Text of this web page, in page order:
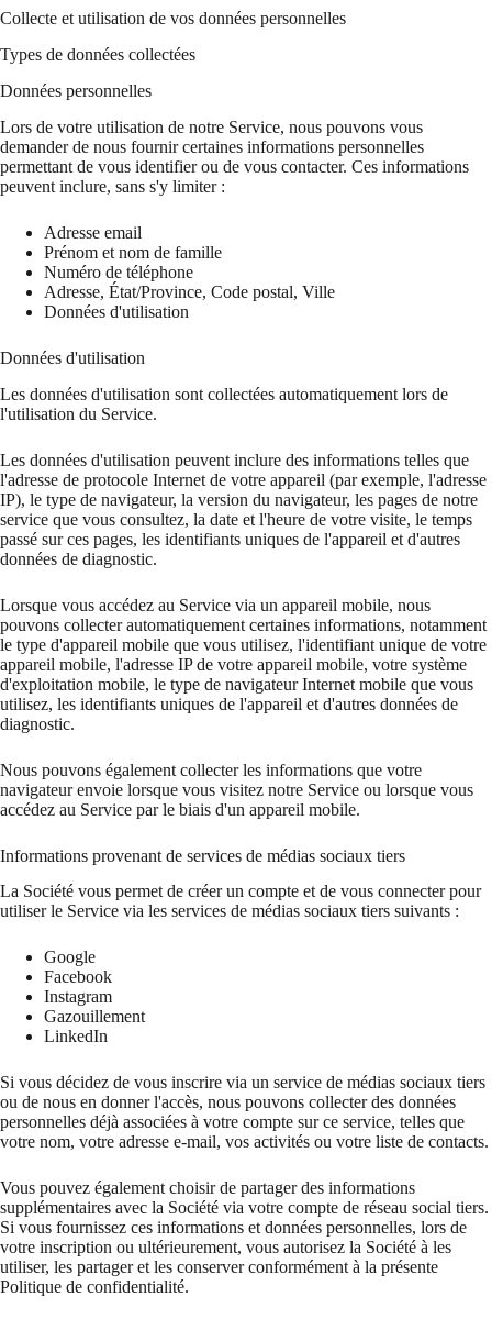
Collecte et utilisation de vos données personnelles
Types de données collectées
Données personnelles
Lors de votre utilisation de notre Service, nous pouvons vous
demander de nous fournir certaines informations personnelles
permettant de vous identifier ou de vous contacter. Ces informations
peuvent inclure, sans s'y limiter :
Adresse email
Prénom et nom de famille
Numéro de téléphone
Adresse, État/Province, Code postal, Ville
Données d'utilisation
Données d'utilisation
Les données d'utilisation sont collectées automatiquement lors de
l'utilisation du Service.
Les données d'utilisation peuvent inclure des informations telles que
l'adresse de protocole Internet de votre appareil (par exemple, l'adresse
IP), le type de navigateur, la version du navigateur, les pages de notre
service que vous consultez, la date et l'heure de votre visite, le temps
passé sur ces pages, les identifiants uniques de l'appareil et d'autres
données de diagnostic.
Lorsque vous accédez au Service via un appareil mobile, nous
pouvons collecter automatiquement certaines informations, notamment
le type d'appareil mobile que vous utilisez, l'identifiant unique de votre
appareil mobile, l'adresse IP de votre appareil mobile, votre système
d'exploitation mobile, le type de navigateur Internet mobile que vous
utilisez, les identifiants uniques de l'appareil et d'autres données de
diagnostic.
Nous pouvons également collecter les informations que votre
navigateur envoie lorsque vous visitez notre Service ou lorsque vous
accédez au Service par le biais d'un appareil mobile.
Informations provenant de services de médias sociaux tiers
La Société vous permet de créer un compte et de vous connecter pour
utiliser le Service via les services de médias sociaux tiers suivants :
Google
Facebook
Instagram
Gazouillement
LinkedIn
Si vous décidez de vous inscrire via un service de médias sociaux tiers
ou de nous en donner l'accès, nous pouvons collecter des données
personnelles déjà associées à votre compte sur ce service, telles que
votre nom, votre adresse e-mail, vos activités ou votre liste de contacts.
Vous pouvez également choisir de partager des informations
supplémentaires avec la Société via votre compte de réseau social tiers.
Si vous fournissez ces informations et données personnelles, lors de
votre inscription ou ultérieurement, vous autorisez la Société à les
utiliser, les partager et les conserver conformément à la présente
Politique de confidentialité.